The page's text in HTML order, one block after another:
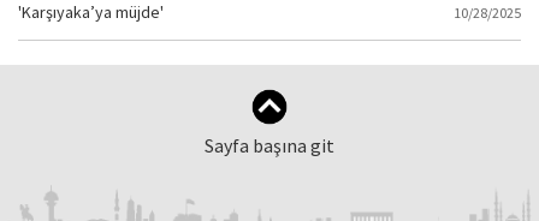
'Karşıyaka’ya müjde' 10/28/2025
Sayfa başına git